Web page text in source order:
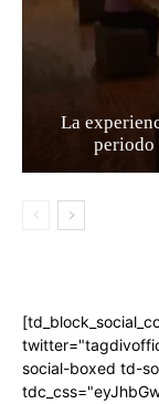
La
periodo
social-boxed td-